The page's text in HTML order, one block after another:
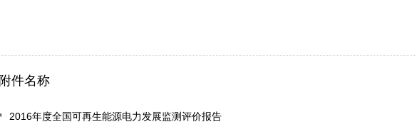
附件名称
2016年度全国可再生能源电力发展监测评价报告